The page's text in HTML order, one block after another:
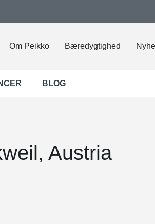
Om Peikko Bæredygtighed
BLOG
Austria